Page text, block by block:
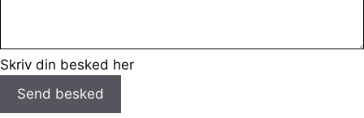
Skriv din besked her
Send besked